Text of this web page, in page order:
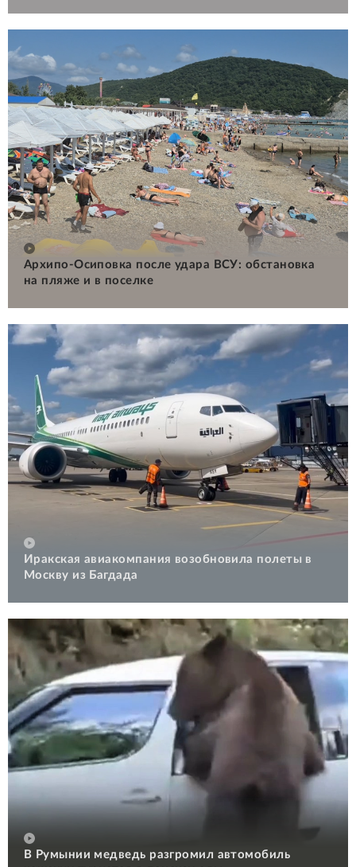
Архипо-Осиповка после удара ВСУ: обстановка
на пляже и в поселке
Иракская авиакомпания возобновила полеты в
Москву из Багдада
В Румынии медведь разгромил автомобиль